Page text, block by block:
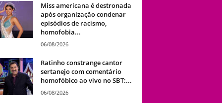
Miss americana é destronada
após organização condenar
episódios de racismo,
homofobia...
06/08/2026
Ratinho constrange cantor
sertanejo com comentário
homofóbico ao vivo no SBT:...
06/08/2026